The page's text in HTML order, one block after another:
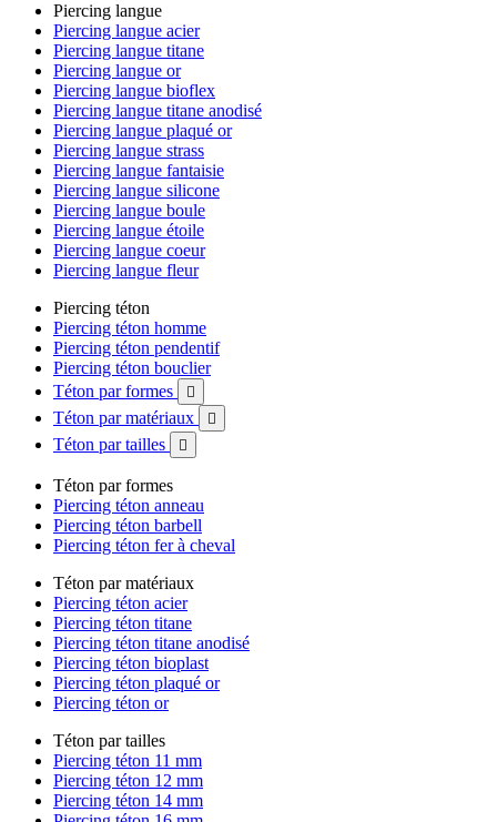
Piercing langue
Piercing langue acier
Piercing langue titane
Piercing langue or
Piercing langue bioflex
Piercing langue titane anodisé
Piercing langue plaqué or
Piercing langue strass
Piercing langue fantaisie
Piercing langue silicone
Piercing langue boule
Piercing langue étoile
Piercing langue coeur
Piercing langue fleur
Piercing téton
Piercing téton homme
Piercing téton pendentif
Piercing téton bouclier
Téton par formes

Téton par matériaux 
Téton par tailles 
Téton par formes
Piercing téton anneau
Piercing téton barbell
Piercing téton fer à cheval
Téton par matériaux
Piercing téton acier
Piercing téton titane
Piercing téton titane anodisé
Piercing téton bioplast
Piercing téton plaqué or
Piercing téton or
Téton par tailles
Piercing téton 11 mm
Piercing téton 12 mm
Piercing téton 14 mm